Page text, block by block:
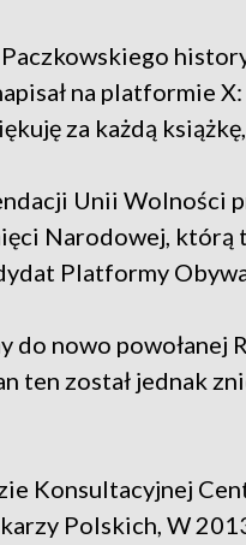
na platformie X:
za każdą
Unii Wolności
Narodowej, którą
Platformy
do nowo powołanej
ten został jednak
Konsultacyjnej
Polskich, W